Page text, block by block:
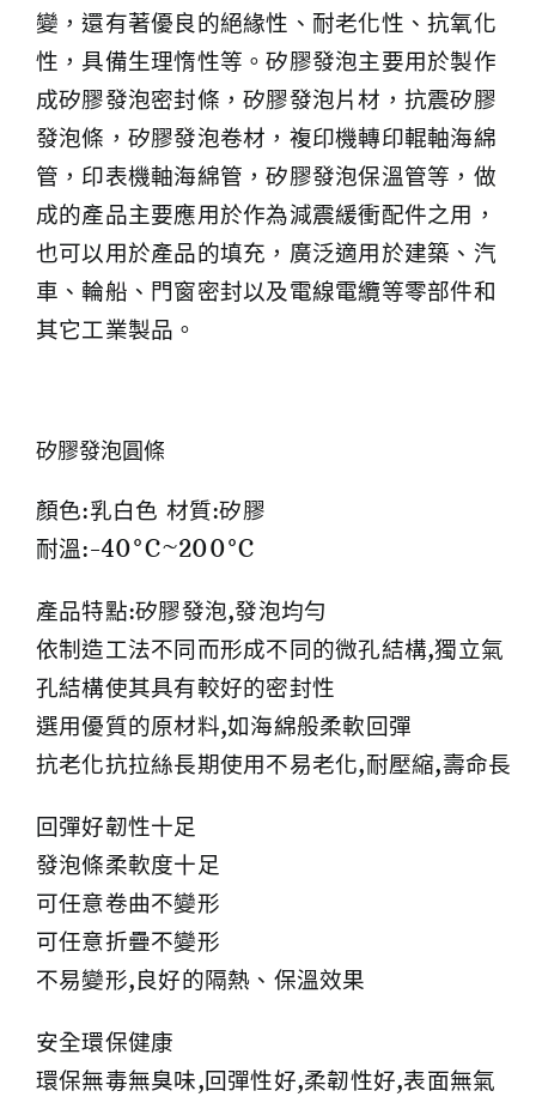
變，還有著優良的絕緣性、耐老化性、抗氧化
性，具備生理惰性等。矽膠發泡主要用於製作
成矽膠發泡密封條，矽膠發泡片材，抗震矽膠
發泡條，矽膠發泡卷材，複印機轉印輥軸海綿
管，印表機軸海綿管，矽膠發泡保溫管等，做
成的產品主要應用於作為減震緩衝配件之用，
也可以用於產品的填充，廣泛適用於建築、汽
車、輪船、門窗密封以及電線電纜等零部件和
其它工業製品。
矽膠發泡圓條
顏色:乳白色 材質:矽膠
耐溫:-40°C~200°C
產品特點:矽膠發泡,發泡均勻
依制造工法不同而形成不同的微孔結構,獨立氣
孔結構使其具有較好的密封性
選用優質的原材料,如海綿般柔軟回彈
抗老化抗拉絲長期使用不易老化,耐壓縮,壽命長
回彈好韌性十足
發泡條柔軟度十足
可任意卷曲不變形
可任意折疊不變形
不易變形,良好的隔熱、保溫效果
安全環保健康
環保無毒無臭味,回彈性好,柔韌性好,表面無氣